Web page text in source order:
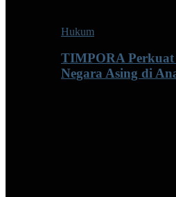
Hukum
TIMPORA Perkuat
Negara Asing di